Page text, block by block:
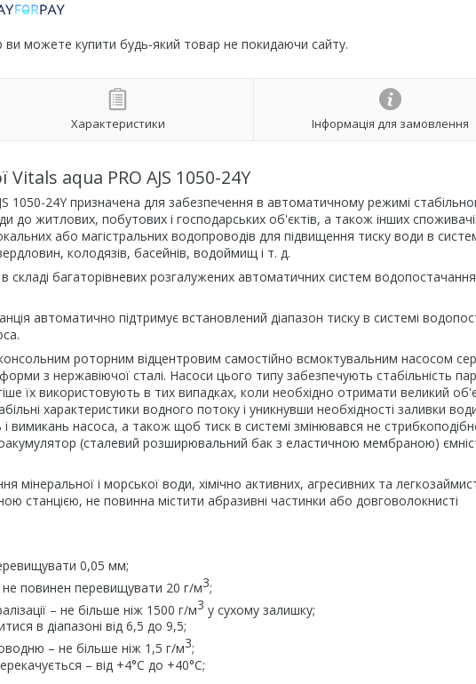
ви можете купити будь-який товар не покидаючи сайту.
Характеристики Інформація для замовлення
Vitals aqua PRO AJS 1050-24Y
1050-24Y призначена для забезпечення в автоматичному режимі
до житлових, побутових і господарських об'єктів, а також інших
або магістральних водопроводів для підвищення тиску води в
колодязів, басейнів, водоймищ і т. д.
багаторівневих розгалужених автоматичних систем
автоматично підтримує встановлений діапазон тиску в системі
роторним відцентровим самостійно всмоктувальним насосом
з нержавіючої сталі. Насоси цього типу забезпечують стабільність
їх використовують в тих випадках, коли необхідно отримати великий
характеристики водного потоку і уникнувши необхідності заливки
вимикань насоса, а також щоб тиск в системі змінювався не
(сталевий розширювальний бак з еластичною мембраною)
мінеральної і морської води, хімічно активних, агресивних та
станцією, не повинна містити абразивні частинки або довговолокнисті
0,05 мм;
не повинен перевищувати 20 г/м3;
– не більше ніж 1500 г/м3 у сухому залишку;
в діапазоні від 6,5 до 9,5;
– не більше ніж 1,5 г/м3;
– від +4°С до +40°С;